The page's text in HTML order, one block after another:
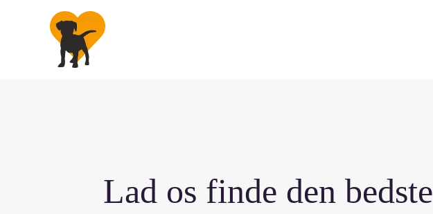
Lad os finde den bedste